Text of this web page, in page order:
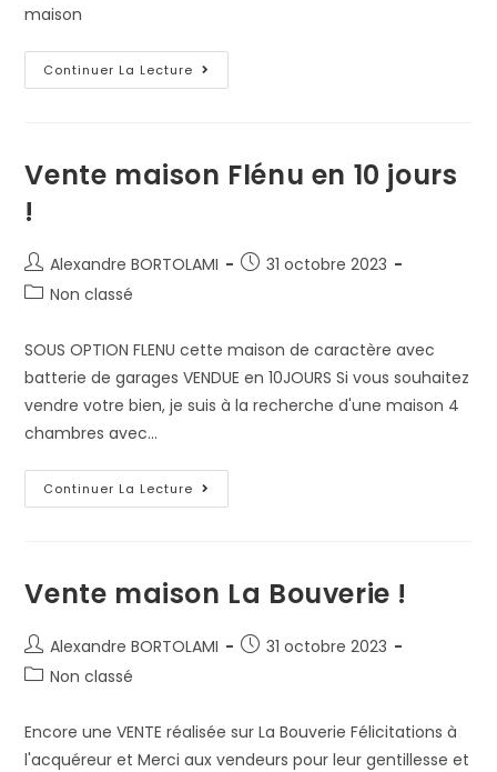
maison
Continuer La Lecture
Vente maison Flénu en 10 jours
!
Alexandre BORTOLAMI
31 octobre 2023
Non classé
SOUS OPTION FLENU cette maison de caractère avec
batterie de garages VENDUE en 10JOURS Si vous souhaitez
vendre votre bien, je suis à la recherche d'une maison 4
chambres avec…
Continuer La Lecture
Vente maison La Bouverie !
Alexandre BORTOLAMI
31 octobre 2023
Non classé
Encore une VENTE réalisée sur La Bouverie Félicitations à
l'acquéreur et Merci aux vendeurs pour leur gentillesse et